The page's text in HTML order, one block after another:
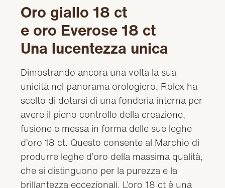
Oro giallo 18 ct
e oro Everose 18 ct
Una lucentezza unica
Dimostrando ancora una volta la sua
unicità nel panorama orologiero, Rolex ha
scelto di dotarsi di una fonderia interna per
avere il pieno controllo della creazione,
fusione e messa in forma delle sue leghe
d’oro 18 ct. Questo consente al Marchio di
produrre leghe d’oro della massima qualità,
che si distinguono per la purezza e la
brillantezza eccezionali. L’oro 18 ct è una